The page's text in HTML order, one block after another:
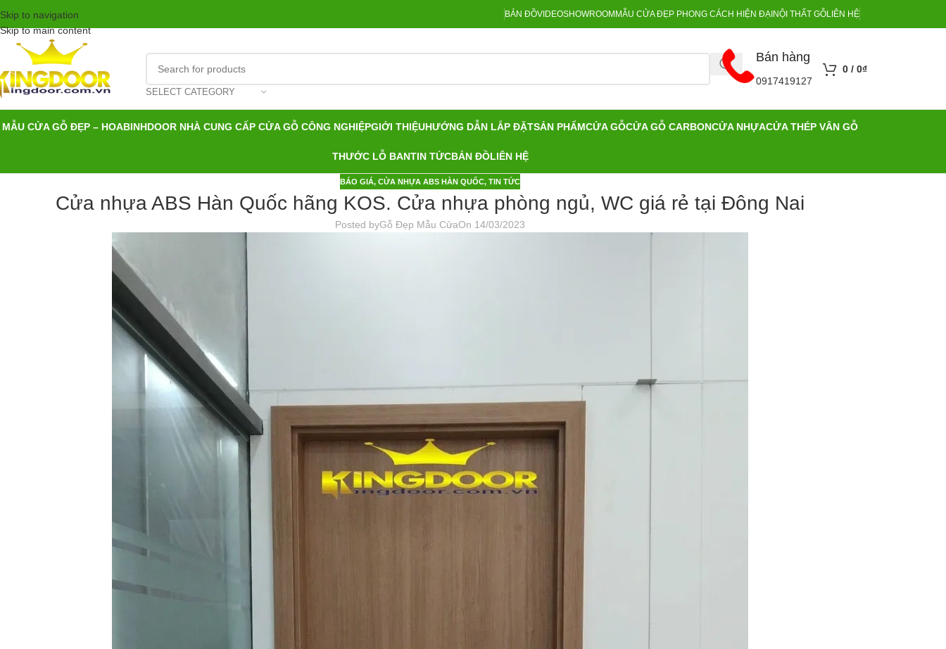
Skip to navigation
Skip to main content
BẢN ĐỒVIDEOSHOWROOM MẪU CỬA ĐẸP PHONG CÁCH HIỆN ĐẠI NỘI THẤT GỖLIÊN HỆ
SELECT CATEGORY
Bán hàng
0917419127
0 / 0₫
MẪU CỬA GỖ ĐẸP – HOABINHDOOR NHÀ CUNG CẤP CỬA GỖ CÔNG NGHIỆPGIỚI THIỆUHƯỚNG DẪN LẮP ĐẶTSẢN PHẨMCỬA GỖCỬA GỖ CARBONCỬA NHỰACỬA THÉP VÂN GỖ
THƯỚC LỖ BANTIN TỨCBẢN ĐỒLIÊN HỆ
BÁO GIÁ, CỬA NHỰA ABS HÀN QUỐC, TIN TỨC
Cửa nhựa ABS Hàn Quốc hãng KOS. Cửa nhựa phòng ngủ, WC giá rẻ tại Đông Nai
Posted byGỗ Đẹp Mẫu CửaOn 14/03/2023